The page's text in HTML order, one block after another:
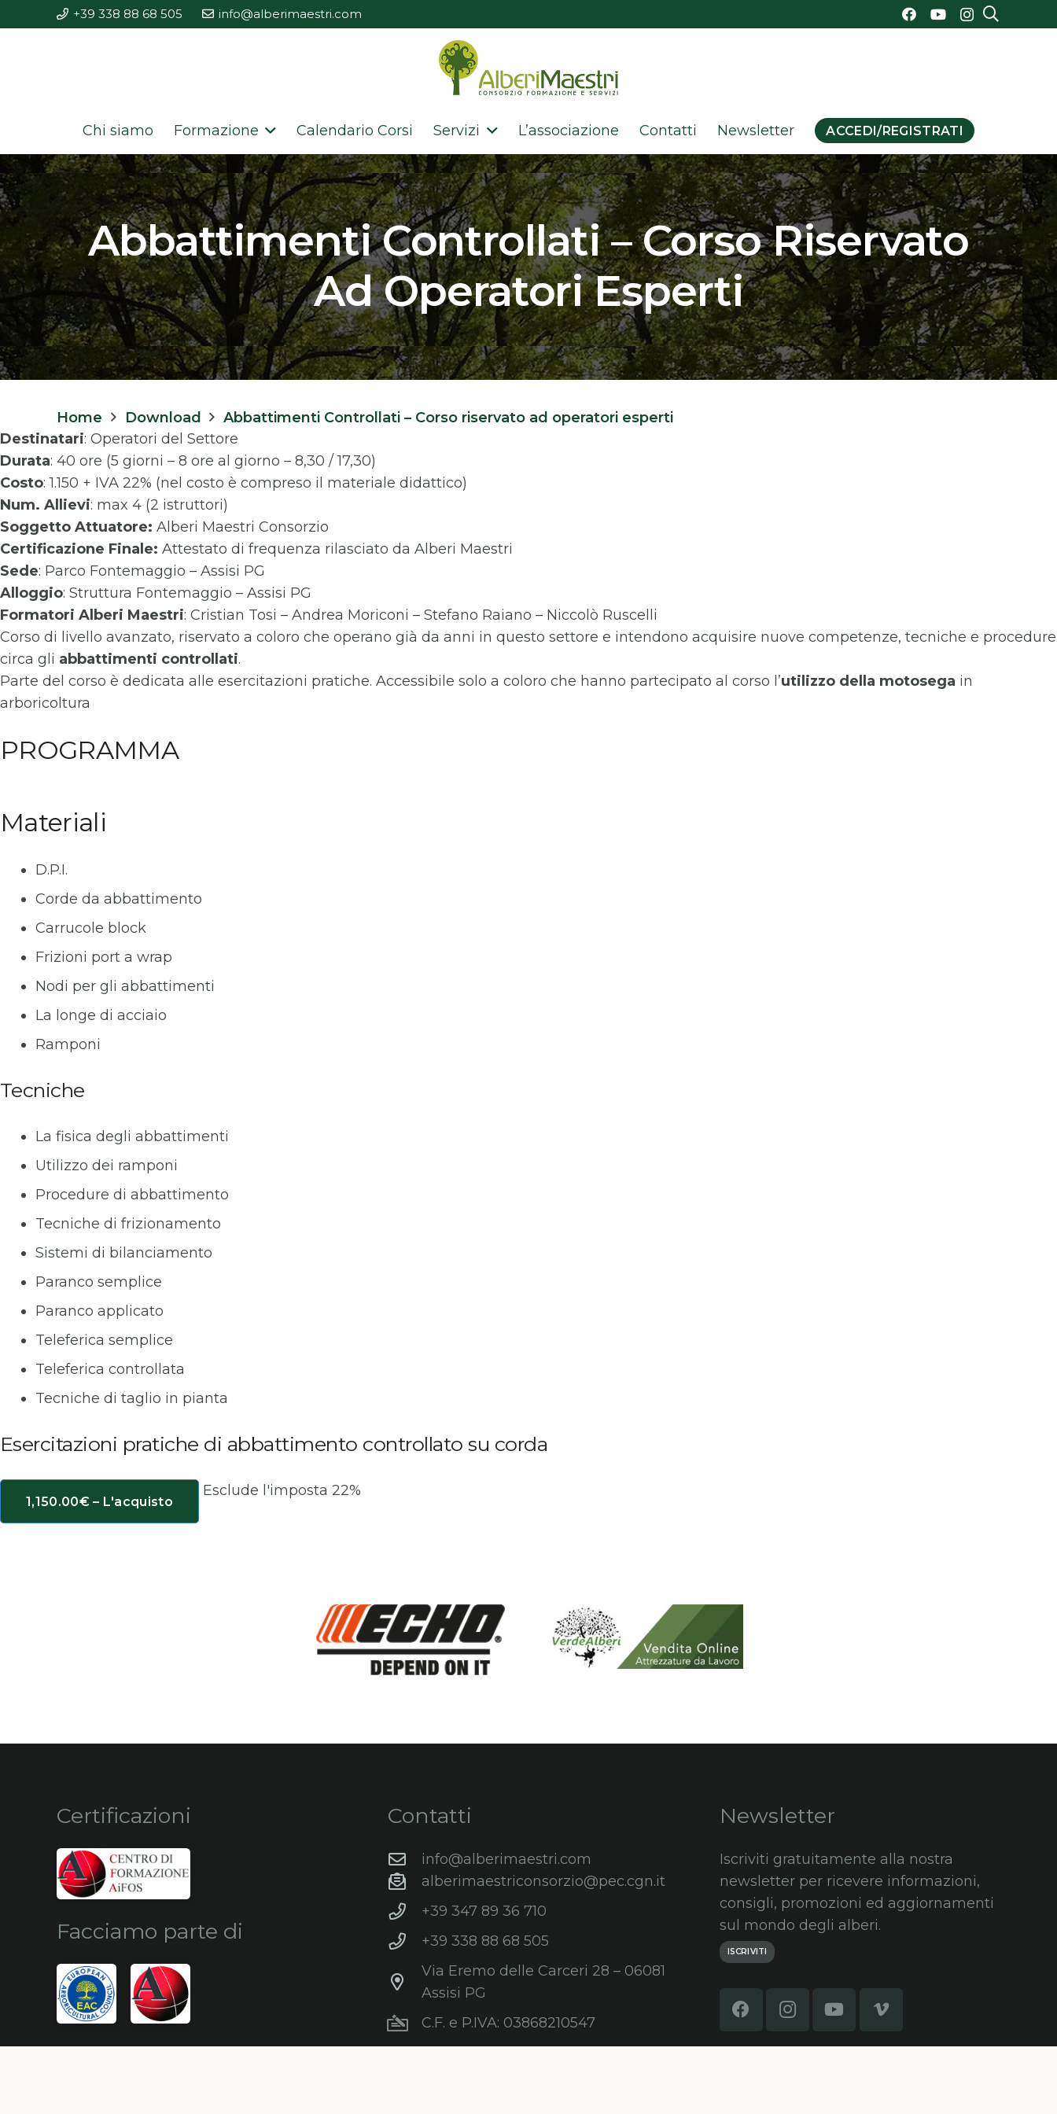
+39 338 88 68 505 info@alberimaestri.com
Chi siamo Formazione Calendario Corsi Servizi L’associazione Contatti Newsletter ACCEDI/REGISTRATI
Abbattimenti Controllati – Corso Riservato
Ad Operatori Esperti
Home Download
Abbattimenti Controllati – Corso riservato ad operatori esperti
Destinatari: Operatori del Settore
Durata: 40 ore (5 giorni – 8 ore al giorno – 8,30 / 17,30)
Costo: 1.150 + IVA 22% (nel costo è compreso il materiale didattico)
Num. Allievi: max 4 (2 istruttori)
Soggetto Attuatore: Alberi Maestri Consorzio
Certificazione Finale: Attestato di frequenza rilasciato da Alberi Maestri
Sede: Parco Fontemaggio – Assisi PG
Alloggio: Struttura Fontemaggio – Assisi PG
Formatori Alberi Maestri: Cristian Tosi – Andrea Moriconi – Stefano Raiano – Niccolò Ruscelli
Corso di livello avanzato, riservato a coloro che operano già da anni in questo settore e intendono acquisire nuove competenze, tecniche e procedure
circa gli abbattimenti controllati.
Parte del corso è dedicata alle esercitazioni pratiche. Accessibile solo a coloro che hanno partecipato al corso l’utilizzo della motosega in
arboricoltura
PROGRAMMA
Materiali
D.P.I.
Corde da abbattimento
Carrucole block
Frizioni port a wrap
Nodi per gli abbattimenti
La longe di acciaio
Ramponi
Tecniche
La fisica degli abbattimenti
Utilizzo dei ramponi
Procedure di abbattimento
Tecniche di frizionamento
Sistemi di bilanciamento
Paranco semplice
Paranco applicato
Teleferica semplice
Teleferica controllata
Tecniche di taglio in pianta
Esercitazioni pratiche di abbattimento controllato su corda
1,150.00€ – L'acquisto
Esclude l'imposta 22%
Certificazioni
Facciamo parte di
Contatti
info@alberimaestri.com
alberimaestriconsorzio@pec.cgn.it
+39 347 89 36 710
+39 338 88 68 505
Via Eremo delle Carceri 28 – 06081
Assisi PG
C.F. e P.IVA: 03868210547
Newsletter
Iscriviti gratuitamente alla nostra
newsletter per ricevere informazioni,
consigli, promozioni ed aggiornamenti
sul mondo degli alberi.
ISCRIVITI